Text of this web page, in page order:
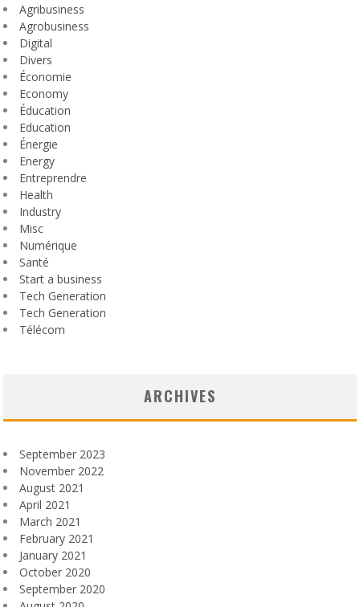
Agribusiness
Agrobusiness
Digital
Divers
Économie
Economy
Éducation
Education
Énergie
Energy
Entreprendre
Health
Industry
Misc
Numérique
Santé
Start a business
Tech Generation
Tech Generation
Télécom
ARCHIVES
September 2023
November 2022
August 2021
April 2021
March 2021
February 2021
January 2021
October 2020
September 2020